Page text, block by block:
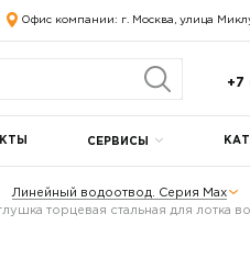
Офис компании: г. Москва, улица
+7
СЕРВИСЫ
Линейный водоотвод. Серия Max
торцевая стальная для лотка